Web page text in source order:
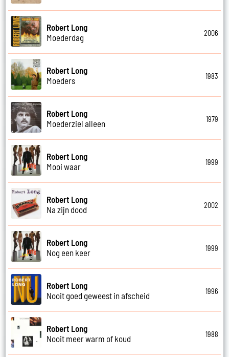
Robert Long
Moederdag
2006
Robert Long
Moeders
1983
Robert Long
Moederziel alleen
1979
Robert Long
Mooi waar
1999
Robert Long
Na zijn dood
2002
Robert Long
Nog een keer
1999
Robert Long
Nooit goed geweest in afscheid
1996
Robert Long
Nooit meer warm of koud
1988